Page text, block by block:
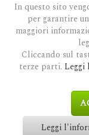
PRIVACY E COOKIE POLICY
COPYRIGHT ©
In questo sito
per garantire
maggiori
Cliccando sul
terze parti. Leggi
Leggi